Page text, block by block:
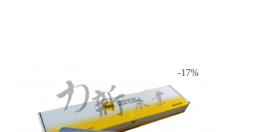
-17%